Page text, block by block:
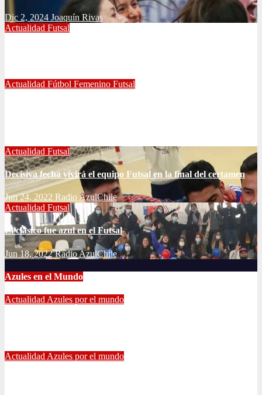
Dic 2, 2024 Joaquín Rivas
Actualidad Futsal
Actualidad Fútbol Femenino Futsal
Actualidad Futsal
Decisiva fecha vivirá el equipo Futsal en la final del certamen
Jun 24, 2022 Radio AzulChile
Actualidad Futsal
El clásico fue azul en el Futsal
Jun 18, 2022Radio AzulChile
Azules en el Mundo
Actualidad Azules por el mundo
Actualidad Azules por el mundo